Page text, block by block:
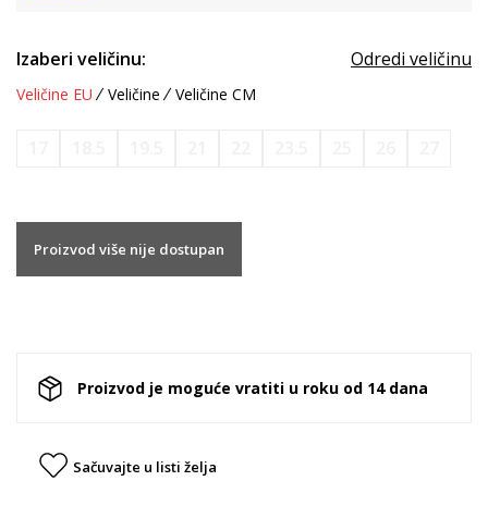
Izaberi veličinu: Odredi veličinu
Veličine EU Veličine Veličine CM
Proizvod više nije dostupan
Proizvod je moguće vratiti u roku od 14 dana
Sačuvajte u listi želja